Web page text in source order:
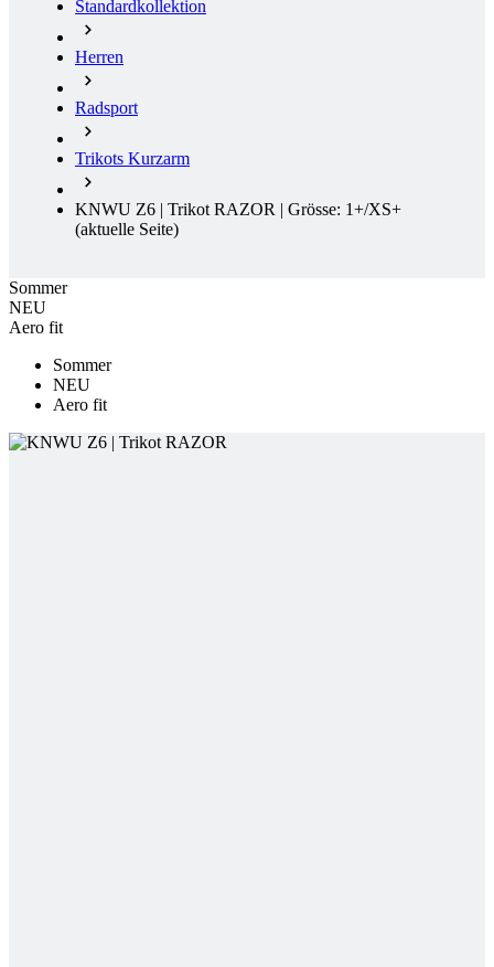
Radsport
Trikots Kurzarm
KNWU Z6 | Trikot RAZOR | Grösse: 1+/XS+
(aktuelle Seite)
Sommer
NEU